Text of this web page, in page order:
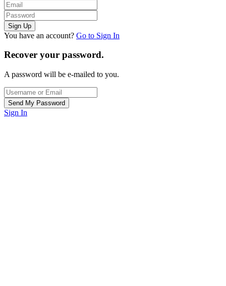
You have an account? Go to Sign In
Recover your password.
A password will be e-mailed to you.
Sign In